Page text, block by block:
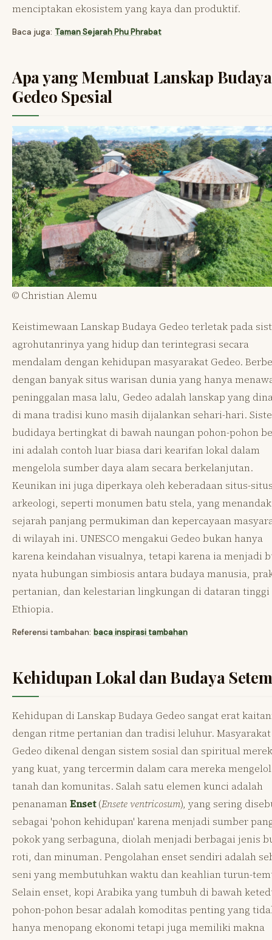
menciptakan ekosistem yang kaya dan produktif.
Baca juga: Taman Sejarah Phu Phrabat
Apa yang Membuat Lanskap Budaya
Gedeo Spesial
© Christian Alemu
Keistimewaan Lanskap Budaya Gedeo terletak pada
agrohutanrinya yang hidup dan terintegrasi secara
mendalam dengan kehidupan masyarakat Gedeo.
dengan banyak situs warisan dunia yang hanya
peninggalan masa lalu, Gedeo adalah lanskap yang
di mana tradisi kuno masih dijalankan sehari-hari.
budidaya bertingkat di bawah naungan pohon-pohon
ini adalah contoh luar biasa dari kearifan lokal dalam
mengelola sumber daya alam secara berkelanjutan.
Keunikan ini juga diperkaya oleh keberadaan situs-
arkeologi, seperti monumen batu stela, yang
sejarah panjang permukiman dan kepercayaan
di wilayah ini. UNESCO mengakui Gedeo bukan hanya
karena keindahan visualnya, tetapi karena ia menjadi
nyata hubungan simbiosis antara budaya manusia,
pertanian, dan kelestarian lingkungan di dataran tinggi
Ethiopia.
Referensi tambahan: baca inspirasi tambahan
Kehidupan Lokal dan Budaya
Kehidupan di Lanskap Budaya Gedeo sangat erat
dengan ritme pertanian dan tradisi leluhur. Masyarakat
Gedeo dikenal dengan sistem sosial dan spiritual
yang kuat, yang tercermin dalam cara mereka
tanah dan komunitas. Salah satu elemen kunci adalah
penanamanEnset(Ensete ventricosum), yang sering
sebagai 'pohon kehidupan' karena menjadi sumber
pokok yang serbaguna, diolah menjadi berbagai jenis
roti, dan minuman. Pengolahan enset sendiri adalah
seni yang membutuhkan waktu dan keahlian turun-
Selain enset, kopi Arabika yang tumbuh di bawah
pohon-pohon besar adalah komoditas penting yang
hanya menopang ekonomi tetapi juga memiliki makna